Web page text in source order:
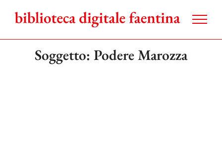
contenuto
Soggetto: Podere Marozza